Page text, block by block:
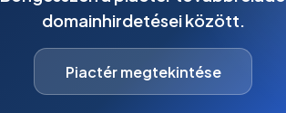
domainhirdetései között.
Piactér megtekintése